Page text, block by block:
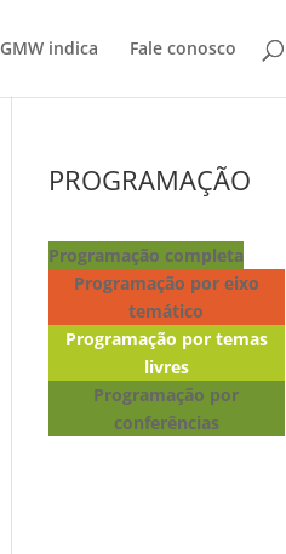
GMW indica Fale conosco
PROGRAMAÇÃO
Programação completa
Programação por eixo
temático
Programação por temas
livres
Programação por
conferências